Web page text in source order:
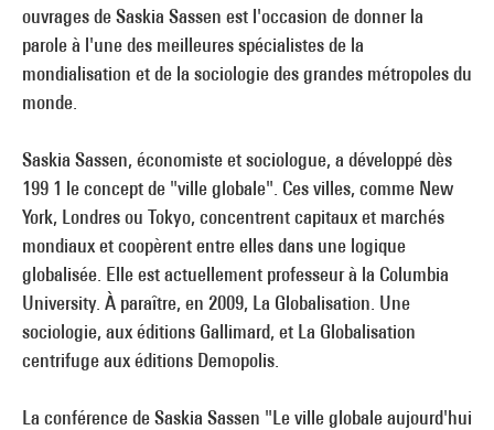
ouvrages de Saskia Sassen est l'occasion de donner la
parole à l'une des meilleures spécialistes de la
mondialisation et de la sociologie des grandes métropoles du
monde.
Saskia Sassen, économiste et sociologue, a développé dès
199 1 le concept de "ville globale". Ces villes, comme New
York, Londres ou Tokyo, concentrent capitaux et marchés
mondiaux et coopèrent entre elles dans une logique
globalisée. Elle est actuellement professeur à la Columbia
University. À paraître, en 2009, La Globalisation. Une
sociologie, aux éditions Gallimard, et La Globalisation
centrifuge aux éditions Demopolis.
La conférence de Saskia Sassen "Le ville globale aujourd'hui